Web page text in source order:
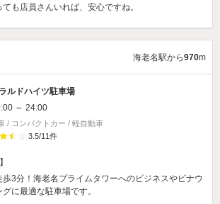
も店員さんいれば、安心ですね。
海老名駅から970m
ルドハイツ駐車場
～ 24:00
/ コンパクトカー / 軽自動車
3.5/11件
3分！海老名プライムタワーへのビジネスやビナウ
に最適な駐車場です。